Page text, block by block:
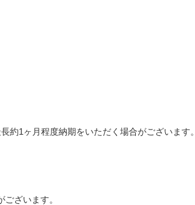
約1ヶ月程度納期をいただく場合がございます。
ざいます。